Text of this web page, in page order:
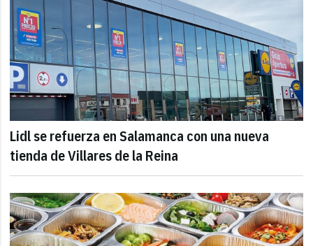
Lidl se refuerza en Salamanca con una nueva
tienda de Villares de la Reina